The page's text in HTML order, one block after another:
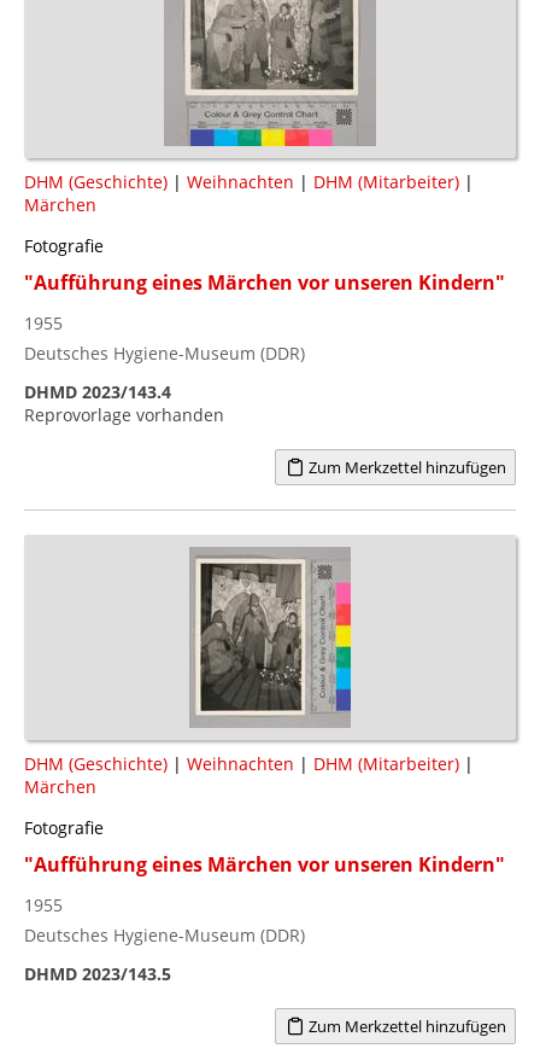
DHM (Geschichte) | Weihnachten | DHM (Mitarbeiter) |
Märchen
Fotografie
"Aufführung eines Märchen vor unseren Kindern"
1955
Deutsches Hygiene-Museum (DDR)
DHMD 2023/143.4
Reprovorlage vorhanden
Zum Merkzettel hinzufügen
DHM (Geschichte) | Weihnachten | DHM (Mitarbeiter) |
Märchen
Fotografie
"Aufführung eines Märchen vor unseren Kindern"
1955
Deutsches Hygiene-Museum (DDR)
DHMD 2023/143.5
Zum Merkzettel hinzufügen